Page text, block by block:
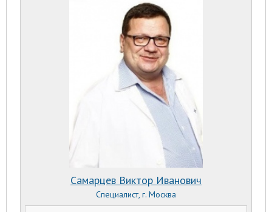
Самарцев Виктор Иванович
Специалист, г. Москва